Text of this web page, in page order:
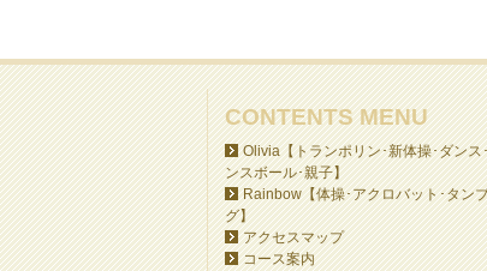
CONTENTS MENU
Olivia【トランポリン･新体操･ダンス
ンスボール･親子】
Rainbow【体操･アクロバット･タン
グ】
アクセスマップ
コース案内